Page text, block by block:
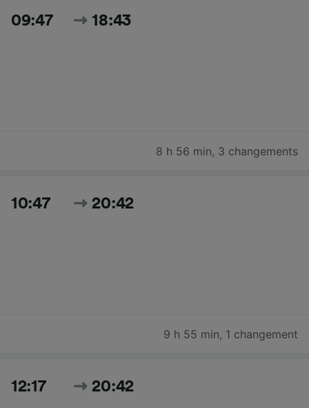
09:47 18:43
8 h 56 min, 3 changements
10:47 20:42
9 h 55 min, 1 changement
12:17 20:42